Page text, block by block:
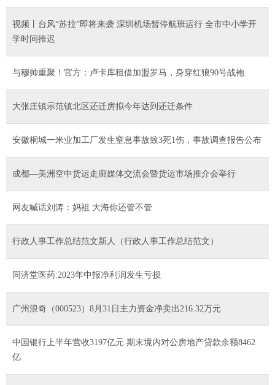
视频丨台风“苏拉”即将来袭 深圳机场暂停航班运行 全市中小学开
学时间推迟
与穆帅重聚！官方：卢卡库租借加盟罗马，身穿红狼90号战袍
大张庄镇示范镇北区还迁房拟今年达到还迁条件
安徽桐城一米业加工厂发生窒息事故致3死1伤，事故调查报告公布
成都—美洲空中货运走廊媒体交流会暨货运市场推介会举行
网友喊话刘涛：妈祖 大海你还管不管
行政人事工作总结范文新人（行政人事工作总结范文）
同济堂医药:2023年中报净利润发生亏损
广州浪奇（000523）8月31日主力资金净卖出216.32万元
中国银行上半年营收3197亿元 期末境内对公房地产贷款余额8462
亿